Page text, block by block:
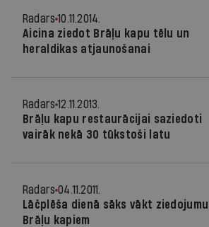
Radars 10.11.2014.
Aicina ziedot Brāļu kapu tēlu un
heraldikas atjaunošanai
Radars 12.11.2013.
Brāļu kapu restaurācijai saziedoti
vairāk nekā 30 tūkstoši latu
Radars 04.11.2011.
Lāčplēša dienā sāks vākt
Brāļu kapiem